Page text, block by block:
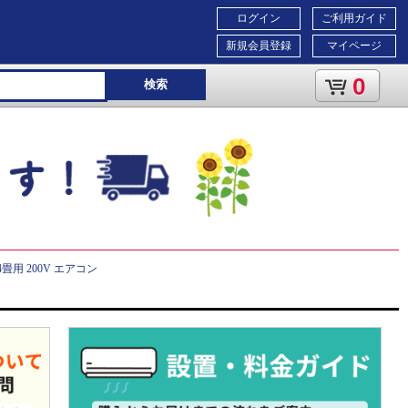
ご利用ガイド
マイページ
ログイン
新規会員登録
検索 0
用 200V エアコン